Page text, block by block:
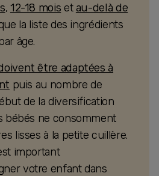
, 12-18 mois etau-delà de
la liste des ingrédients
âge.
être adaptées à
puis au nombre de
de la diversification
bébés ne consomment
lisses à la petite cuillère.
important
votre enfant dans